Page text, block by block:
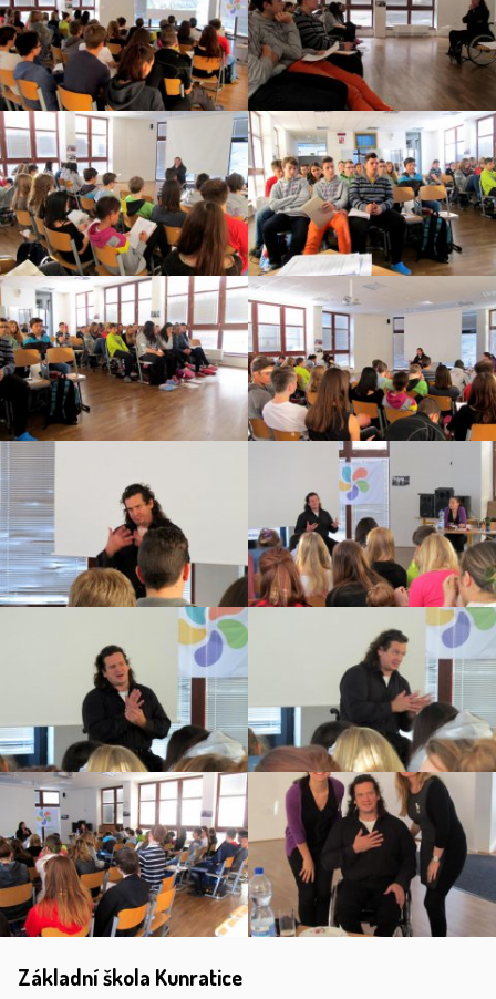
Základní škola Kunratice